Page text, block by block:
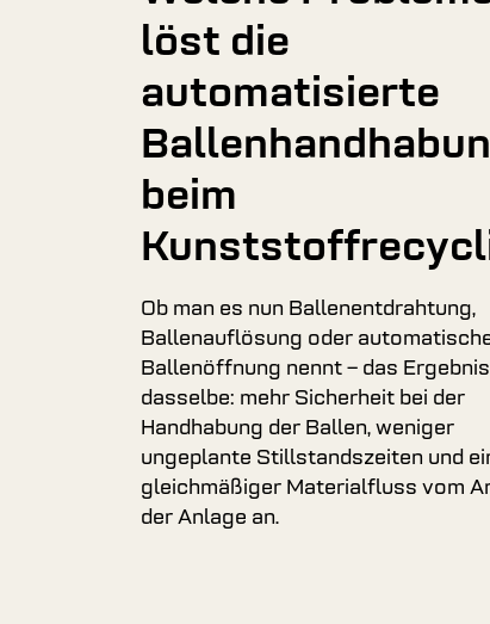
löst die
automatisierte
beim
Ob man es nun Ballenentdrahtung,
Ballenauflösung oder
Ballenöffnung nennt – das
dasselbe: mehr Sicherheit bei der
Handhabung der Ballen, weniger
ungeplante Stillstandszeiten und
gleichmäßiger Materialfluss vom
der Anlage an.